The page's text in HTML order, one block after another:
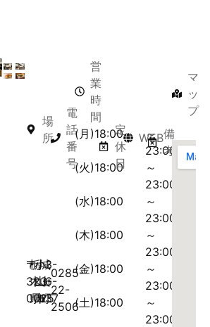
場
所
〒
323-
0025
栃
木
県
小
山
市
城
山
町
3-
6-
37
電
話
番
号
0285-
22-
2506
営
業
時
間
(月)18:00
～
23:00
(火)18:00
～
23:00
(水)18:00
～
23:00
(木)18:00
～
23:00
(金)18:00
～
23:00
(土)18:00
～
23:00
定
休
日
WEB備
考
マ
ッ
プ